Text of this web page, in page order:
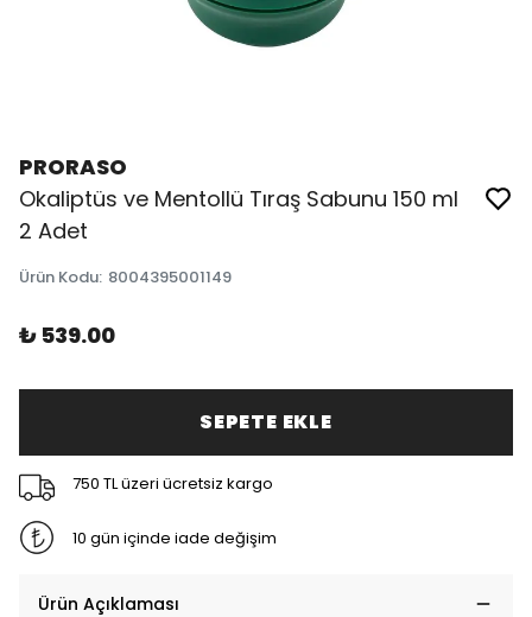
PRORASO
Okaliptüs ve Mentollü Tıraş Sabunu 150 ml
2 Adet
Ürün Kodu: 8004395001149
₺ 539.00
SEPETE EKLE
750 TL üzeri ücretsiz kargo
10 gün içinde iade değişim
Ürün Açıklaması